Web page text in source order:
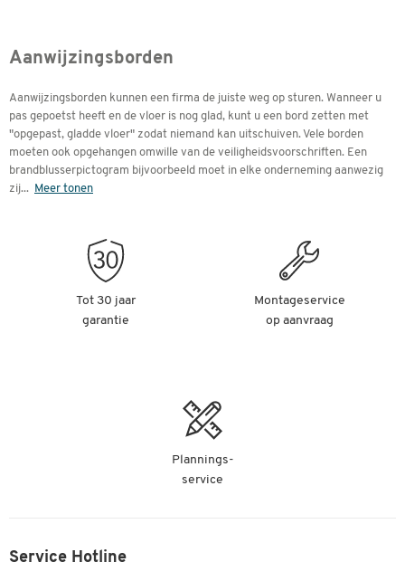
Aanwijzingsborden
Aanwijzingsborden kunnen een firma de juiste weg op sturen. Wanneer u
pas gepoetst heeft en de vloer is nog glad, kunt u een bord zetten met
"opgepast, gladde vloer" zodat niemand kan uitschuiven. Vele borden
moeten ook opgehangen omwille van de veiligheidsvoorschriften. Een
brandblusserpictogram bijvoorbeeld moet in elke onderneming aanwezig
zij... Meer tonen
Tot 30 jaar
garantie
Montageservice
op aanvraag
Plannings-
service
Service Hotline